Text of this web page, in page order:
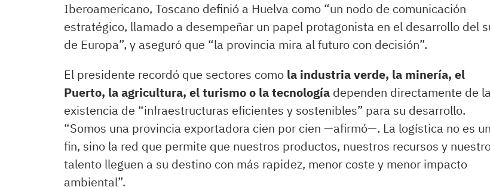
Iberoamericano, Toscano definió a Huelva como “un nodo de comunicación
estratégico, llamado a desempeñar un papel protagonista en el desarrollo del
de Europa”, y aseguró que “la provincia mira al futuro con decisión”.
El presidente recordó que sectores como la industria verde, la minería, el
Puerto, la agricultura, el turismo o la tecnología dependen directamente de la
existencia de “infraestructuras eficientes y sostenibles” para su desarrollo.
“Somos una provincia exportadora cien por cien —afirmó—. La logística no es un
fin, sino la red que permite que nuestros productos, nuestros recursos y
talento lleguen a su destino con más rapidez, menor coste y menor impacto
ambiental”.